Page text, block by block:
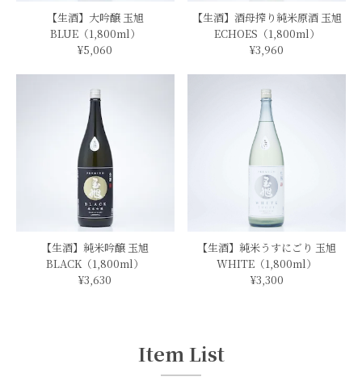
【生酒】大吟醸 玉旭
BLUE（1,800ml）
¥5,060
【生酒】酒母搾り純米原酒 玉旭
ECHOES（1,800ml）
¥3,960
【生酒】純米吟醸 玉旭
BLACK（1,800ml）
¥3,630
【生酒】純米うすにごり 玉旭
WHITE（1,800ml）
¥3,300
Item List